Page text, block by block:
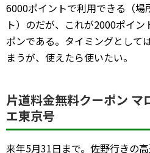
6000ポイントで利用できる（場
ト）のだが、これが2000ポイ
ポンである。タイミングとして
まうが、使えたら使いたい。
片道料金無料クーポン マ
エ東京号
来年5月31日まで。佐野行きの